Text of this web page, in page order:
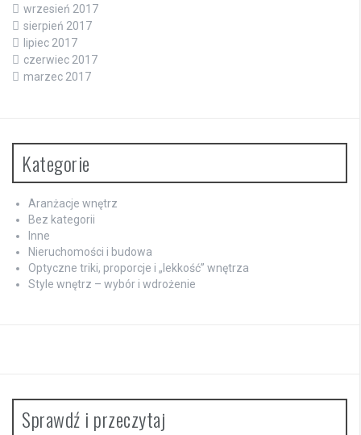
wrzesień 2017
sierpień 2017
lipiec 2017
czerwiec 2017
marzec 2017
Kategorie
Aranżacje wnętrz
Bez kategorii
Inne
Nieruchomości i budowa
Optyczne triki, proporcje i „lekkość” wnętrza
Style wnętrz – wybór i wdrożenie
Sprawdź i przeczytaj